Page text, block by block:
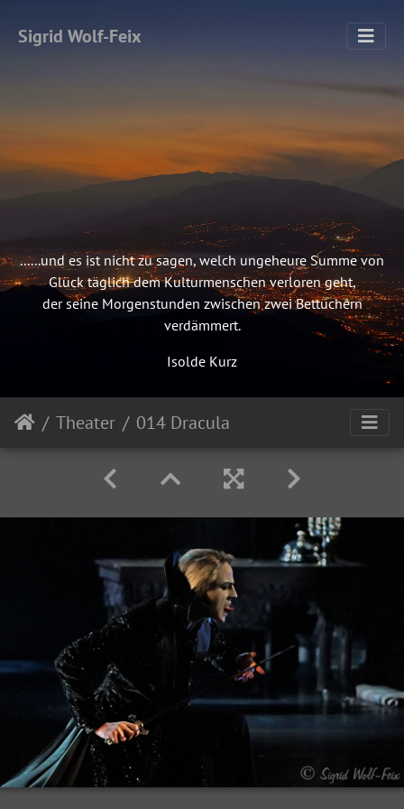
Sigrid Wolf-Feix
......und es ist nicht zu sagen, welch ungeheure Summe von
Glück täglich dem Kulturmenschen verloren geht,
der seine Morgenstunden zwischen zwei Bettüchern
verdämmert.
Isolde Kurz
Theater 014 Dracula